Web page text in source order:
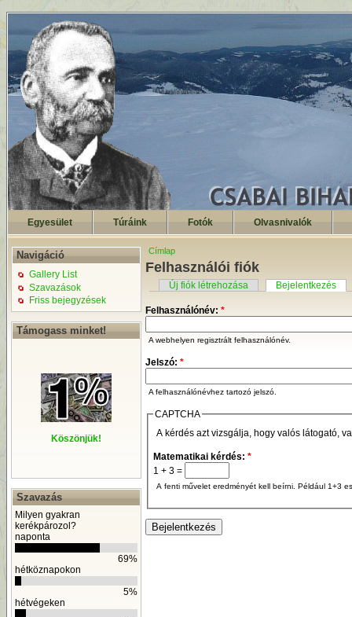
Egyesület Túráink Fotók Olvasnivalók
Navigáció
Gallery List
Szavazások
Friss bejegyzések
Támogass minket!
Köszönjük!
Szavazás
Milyen gyakran
kerékpározol?
naponta
69%
hétköznapokon
5%
hétvégeken
Címlap
Felhasználói fiók
Új fiók létrehozása Bejelentkezés
Felhasználónév: *
A webhelyen regisztrált felhasználónév.
Jelszó: *
A felhasználónévhez tartozó jelszó.
CAPTCHA
A kérdés azt vizsgálja, hogy valós látogató,
Matematikai kérdés: *
1 + 3 =
A fenti művelet eredményét kell beírni. Például 1+3